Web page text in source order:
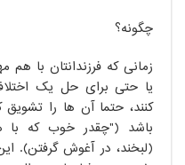
چگونه؟
زمانی که فرزندانتان با هم
یا حتی برای حل یک
کنند، حتماً آن ها را
باشد ("چقدر خوب که با
(لبخند، در آغوش گرفتن).